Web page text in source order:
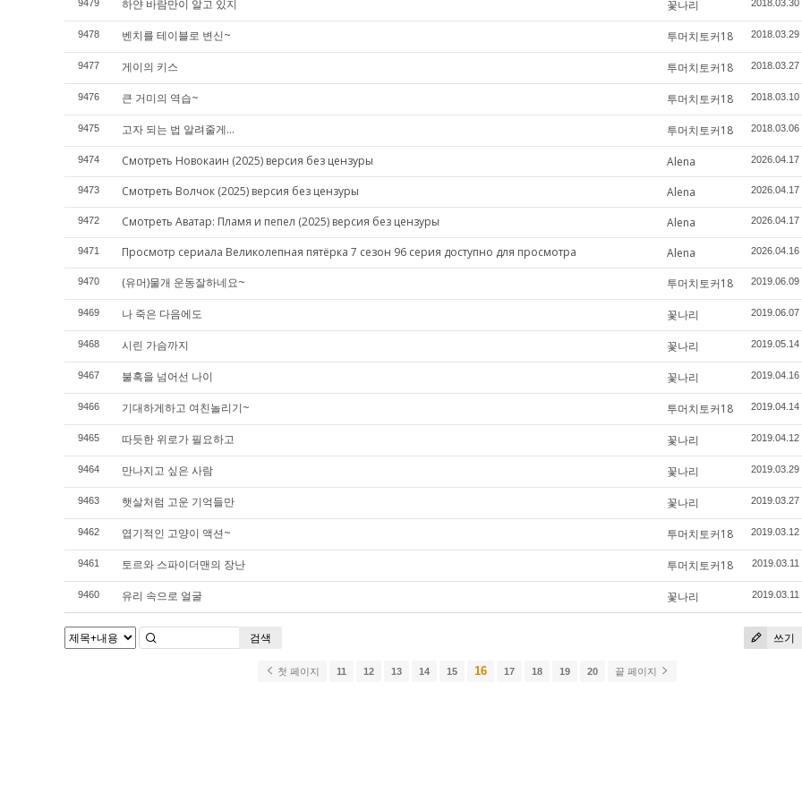
9479 하얀 바람만이 알고 있지 꽃나리 2018.03.30
9478 벤치를 테이블로 변신~ 투머치토커18 2018.03.29
9477 게이의 키스 투머치토커18 2018.03.27
9476 큰 거미의 역습~ 투머치토커18 2018.03.10
9475 고자 되는 법 알려줄게... 투머치토커18 2018.03.06
9474 Смотреть Новокаин (2025) версия без цензуры Alena 2026.04.17
9473 Смотреть Волчок (2025) версия без цензуры Alena 2026.04.17
9472 Смотреть Аватар: Пламя и пепел (2025) версия без цензуры Alena 2026.04.17
9471 Просмотр сериала Великолепная пятёрка 7 сезон 96 серия доступно для просмотра Alena 2026.04.16
9470 (유머)물개 운동잘하네요~ 투머치토커18 2019.06.09
9469 나 죽은 다음에도 꽃나리 2019.06.07
9468 시린 가슴까지 꽃나리 2019.05.14
9467 불혹을 넘어선 나이 꽃나리 2019.04.16
9466 기대하게하고 여친놀리기~ 투머치토커18 2019.04.14
9465 따듯한 위로가 필요하고 꽃나리 2019.04.12
9464 만나지고 싶은 사람 꽃나리 2019.03.29
9463 햇살처럼 고운 기억들만 꽃나리 2019.03.27
9462 엽기적인 고양이 액션~ 투머치토커18 2019.03.12
9461 토르와 스파이더맨의 장난 투머치토커18 2019.03.11
9460 유리 속으로 얼굴 꽃나리 2019.03.11
쓰기
검색
첫 페이지 11 12 13 14 15 16 17 18 19 20 끝 페이지